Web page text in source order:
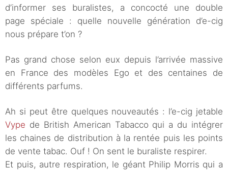
d’informer ses buralistes, a concocté une double
page spéciale : quelle nouvelle génération d’e-cig
nous prépare t’on ?
Pas grand chose selon eux depuis l’arrivée massive
en France des modèles Ego et des centaines de
différents parfums.
Ah si peut être quelques nouveautés : l’e-cig jetable
Vype de British American Tabacco qui a du intégrer
les chaines de distribution à la rentée puis les points
de vente tabac. Ouf ! On sent le buraliste respirer.
Et puis, autre respiration, le géant Philip Morris qui a